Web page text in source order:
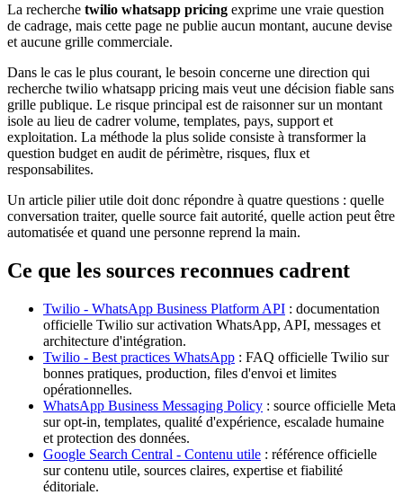
La recherche twilio whatsapp pricing exprime une vraie question
de cadrage, mais cette page ne publie aucun montant, aucune devise
et aucune grille commerciale.
Dans le cas le plus courant, le besoin concerne une direction qui
recherche twilio whatsapp pricing mais veut une décision fiable sans
grille publique. Le risque principal est de raisonner sur un montant
isole au lieu de cadrer volume, templates, pays, support et
exploitation. La méthode la plus solide consiste à transformer la
question budget en audit de périmètre, risques, flux et
responsabilites.
Un article pilier utile doit donc répondre à quatre questions : quelle
conversation traiter, quelle source fait autorité, quelle action peut être
automatisée et quand une personne reprend la main.
Ce que les sources reconnues cadrent
Twilio - WhatsApp Business Platform API : documentation
officielle Twilio sur activation WhatsApp, API, messages et
architecture d'intégration.
Twilio - Best practices WhatsApp : FAQ officielle Twilio sur
bonnes pratiques, production, files d'envoi et limites
opérationnelles.
WhatsApp Business Messaging Policy : source officielle Meta
sur opt-in, templates, qualité d'expérience, escalade humaine
et protection des données.
Google Search Central - Contenu utile : référence officielle
sur contenu utile, sources claires, expertise et fiabilité
éditoriale.